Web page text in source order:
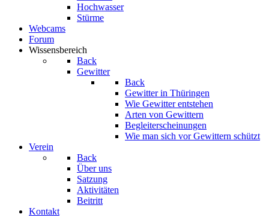
Hochwasser
Stürme
Webcams
Forum
Wissensbereich
Back
Gewitter
Back
Gewitter in Thüringen
Wie Gewitter entstehen
Arten von Gewittern
Begleiterscheinungen
Wie man sich vor Gewittern schützt
Verein
Back
Über uns
Satzung
Aktivitäten
Beitritt
Kontakt